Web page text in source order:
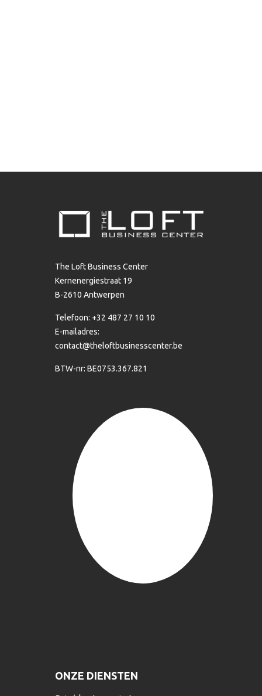
The Loft Business Center
Kernenergiestraat 19
B-2610 Antwerpen
Telefoon: +32 487 27 10 10
E-mailadres:
contact@theloftbusinesscenter.be
BTW-nr: BE0753.367.821
ONZE DIENSTEN